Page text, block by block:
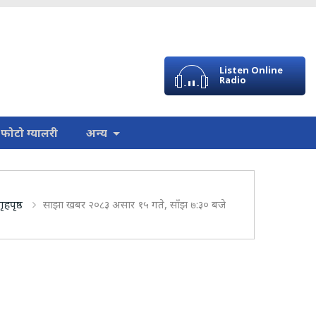
Listen Online
Radio
फोटो ग्यालरी अन्य
साझा खबर २०८३ असार १५ गते, साँझ ७:३० बजे